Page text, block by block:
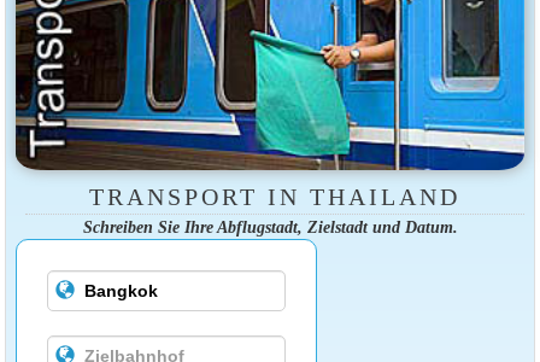
TRANSPORT IN THAILAND
Schreiben Sie Ihre Abflugstadt, Zielstadt und Datum.